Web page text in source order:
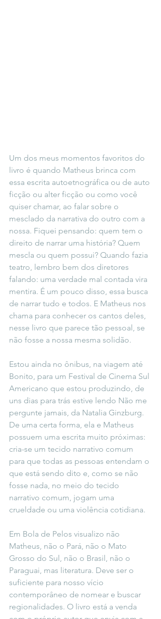
Um dos meus momentos favoritos do
livro é quando Matheus brinca com
essa escrita autoetnográfica ou de auto
ficção ou alter ficção ou como você
quiser chamar, ao falar sobre o
mesclado da narrativa do outro com a
nossa. Fiquei pensando: quem tem o
direito de narrar uma história? Quem
mescla ou quem possui? Quando fazia
teatro, lembro bem dos diretores
falando: uma verdade mal contada vira
mentira. É um pouco disso, essa busca
de narrar tudo e todos. E Matheus nos
chama para conhecer os cantos deles,
nesse livro que parece tão pessoal, se
não fosse a nossa mesma solidão.
Estou ainda no ônibus, na viagem até
Bonito, para um Festival de Cinema Sul
Americano que estou produzindo, de
uns dias para trás estive lendo Não me
pergunte jamais, da Natalia Ginzburg.
De uma certa forma, ela e Matheus
possuem uma escrita muito próximas:
cria-se um tecido narrativo comum
para que todas as pessoas entendam o
que está sendo dito e, como se não
fosse nada, no meio do tecido
narrativo comum, jogam uma
crueldade ou uma violência cotidiana.
Em Bola de Pelos visualizo não
Matheus, não o Pará, não o Mato
Grosso do Sul, não o Brasil, não o
Paraguai, mas literatura. Deve ser o
suficiente para nosso vício
contemporâneo de nomear e buscar
regionalidades. O livro está a venda